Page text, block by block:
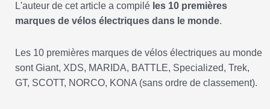
L'auteur de cet article a compilé les 10 premières
marques de vélos électriques dans le monde.
Les 10 premières marques de vélos électriques au monde
sont Giant, XDS, MARIDA, BATTLE, Specialized, Trek,
GT, SCOTT, NORCO, KONA (sans ordre de classement).